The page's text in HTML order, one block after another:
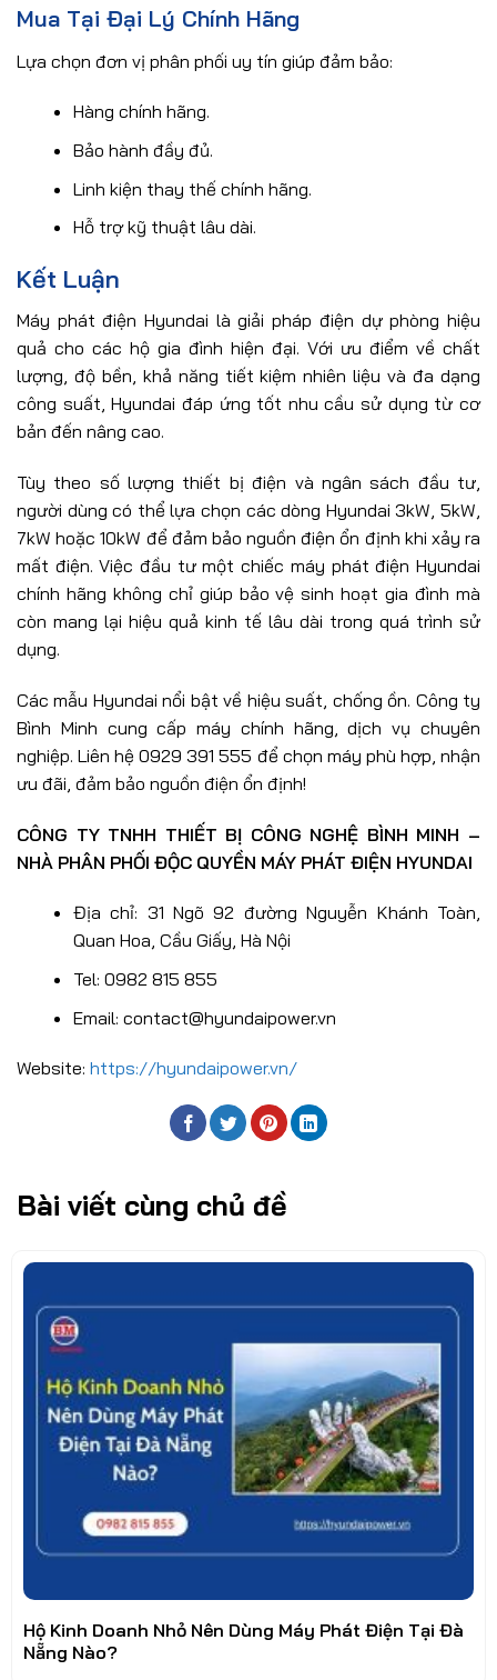
Mua Tại Đại Lý Chính Hãng
Lựa chọn đơn vị phân phối uy tín giúp đảm bảo:
Hàng chính hãng.
Bảo hành đầy đủ.
Linh kiện thay thế chính hãng.
Hỗ trợ kỹ thuật lâu dài.
Kết Luận
Máy phát điện Hyundai là giải pháp điện dự phòng hiệu
quả cho các hộ gia đình hiện đại. Với ưu điểm về chất
lượng, độ bền, khả năng tiết kiệm nhiên liệu và đa dạng
công suất, Hyundai đáp ứng tốt nhu cầu sử dụng từ cơ
bản đến nâng cao.
Tùy theo số lượng thiết bị điện và ngân sách đầu tư,
người dùng có thể lựa chọn các dòng Hyundai 3kW, 5kW,
7kW hoặc 10kW để đảm bảo nguồn điện ổn định khi xảy ra
mất điện. Việc đầu tư một chiếc máy phát điện Hyundai
chính hãng không chỉ giúp bảo vệ sinh hoạt gia đình mà
còn mang lại hiệu quả kinh tế lâu dài trong quá trình sử
dụng.
Các mẫu Hyundai nổi bật về hiệu suất, chống ồn. Công ty
Bình Minh cung cấp máy chính hãng, dịch vụ chuyên
nghiệp. Liên hệ 0929 391 555 để chọn máy phù hợp, nhận
ưu đãi, đảm bảo nguồn điện ổn định!
CÔNG TY TNHH THIẾT BỊ CÔNG NGHỆ BÌNH MINH –
NHÀ PHÂN PHỐI ĐỘC QUYỀN MÁY PHÁT ĐIỆN HYUNDAI
Địa chỉ: 31 Ngõ 92 đường Nguyễn Khánh Toàn,
Quan Hoa, Cầu Giấy, Hà Nội
Tel: 0982 815 855
Email: contact@hyundaipower.vn
Website: https://hyundaipower.vn/
Bài viết cùng chủ đề
Hộ Kinh Doanh Nhỏ Nên Dùng Máy Phát Điện Tại Đà
Nẵng Nào?